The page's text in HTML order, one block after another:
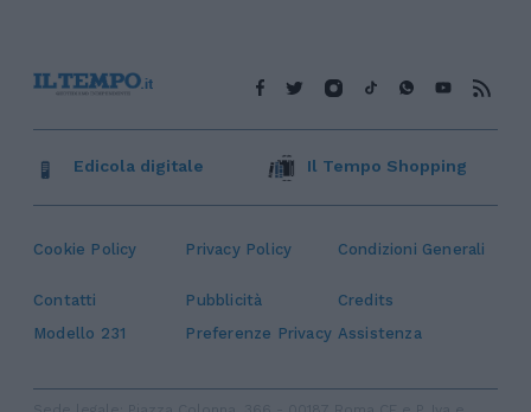
Cookie Policy Privacy Policy Condizioni Generali
Contatti Pubblicità
Credits
Modello 231
Preferenze Privacy Assistenza
Edicola digitale Il Tempo Shopping